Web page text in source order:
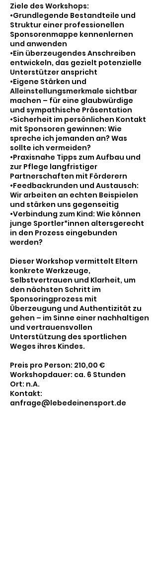
Ziele des Workshops:
•Grundlegende Bestandteile und
Struktur einer professionellen
Sponsorenmappe kennenlernen
und anwenden
•Ein überzeugendes Anschreiben
entwickeln, das gezielt potenzielle
Unterstützer anspricht
•Eigene Stärken und
Alleinstellungsmerkmale sichtbar
machen – für eine glaubwürdige
und sympathische Präsentation
•Sicherheit im persönlichen Kontakt
mit Sponsoren gewinnen: Wie
spreche ich jemanden an? Was
sollte ich vermeiden?
•Praxisnahe Tipps zum Aufbau und
zur Pflege langfristiger
Partnerschaften mit Förderern
•Feedbackrunden und Austausch:
Wir arbeiten an echten Beispielen
und stärken uns gegenseitig
•Verbindung zum Kind: Wie können
junge Sportler*innen altersgerecht
in den Prozess eingebunden
werden?
Dieser Workshop vermittelt Eltern
konkrete Werkzeuge,
Selbstvertrauen und Klarheit, um
den nächsten Schritt im
Sponsoringprozess mit
Überzeugung und Authentizität zu
gehen – im Sinne einer nachhaltigen
und vertrauensvollen
Unterstützung des sportlichen
Weges ihres Kindes.
Preis pro Person: 210,00 €
Workshopdauer: ca. 6 Stunden
Ort: n.A.
Kontakt:
anfrage@lebedeinensport.de